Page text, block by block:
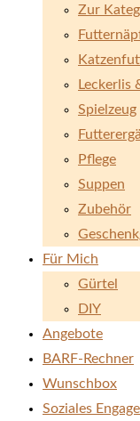
Zur
Leckerlis
Spielzeug
Pflege
Suppen
Zubehör
Für Mich
Gürtel
DIY
Angebote
BARF-Rechner
Wunschbox
Soziales